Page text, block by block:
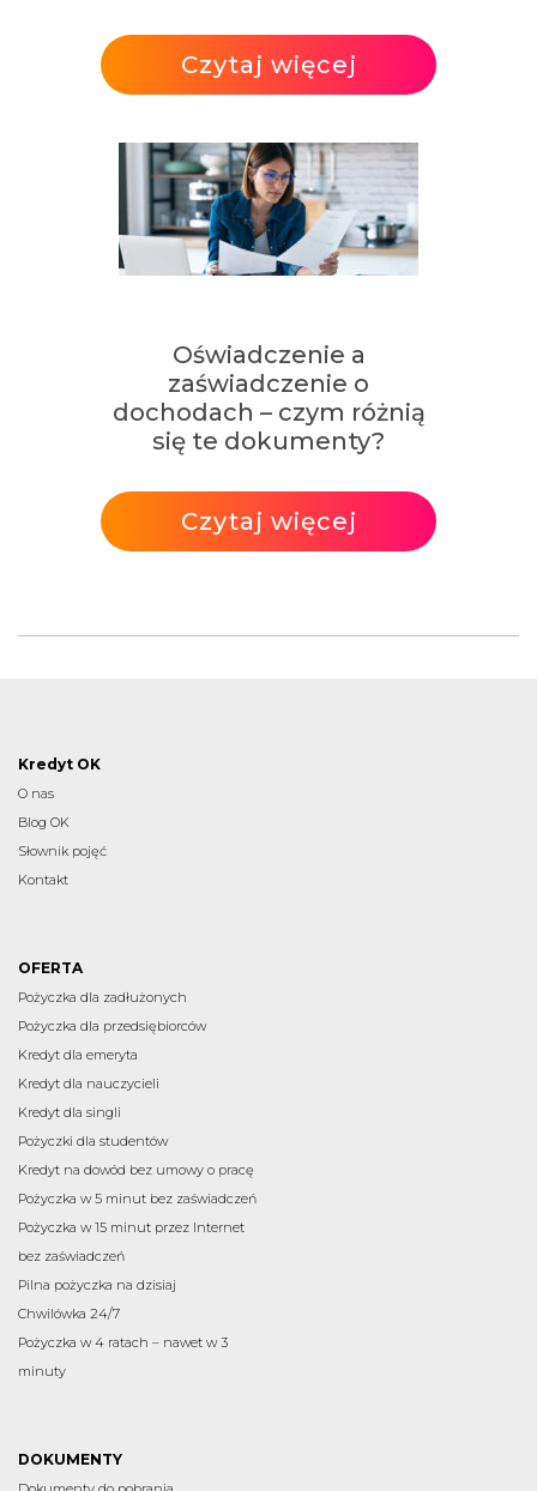
Czytaj więcej
Oświadczenie a
zaświadczenie o
dochodach – czym różnią
się te dokumenty?
Czytaj więcej
Kredyt OK
O nas
Blog OK
Słownik pojęć
Kontakt
OFERTA
Pożyczka dla zadłużonych
Pożyczka dla przedsiębiorców
Kredyt dla emeryta
Kredyt dla nauczycieli
Kredyt dla singli
Pożyczki dla studentów
Kredyt na dowód bez umowy o pracę
Pożyczka w 5 minut bez zaświadczeń
Pożyczka w 15 minut przez Internet
bez zaświadczeń
Pilna pożyczka na dzisiaj
Chwilówka 24/7
Pożyczka w 4 ratach – nawet w 3
minuty
DOKUMENTY